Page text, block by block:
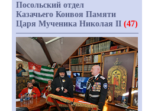
Посольский отдел
Казачьего Конвоя Памяти
Царя Мученика Николая II (47)